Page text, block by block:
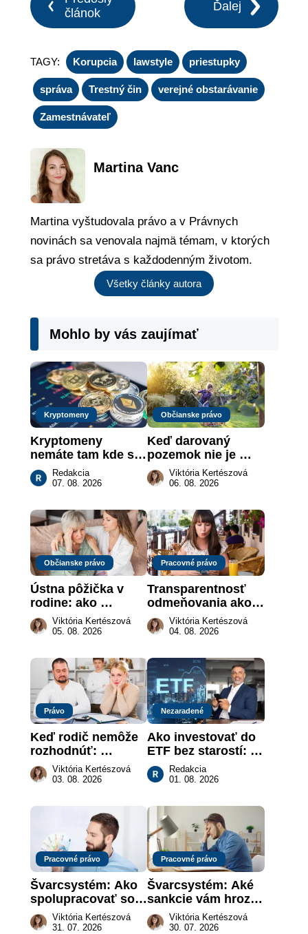
článok
Ďalej
TAGY: Korupcia lawstyle priestupky
správa Trestný čin verejné obstarávanie
Zamestnávateľ
Martina Vanc
Martina vyštudovala právo a v Právnych
novinách sa venovala najmä témam, v ktorých
sa právo stretáva s každodenným životom.
Všetky články autora
Mohlo by vás zaujímať
Kryptomeny
Kryptomeny
nemáte tam kde si
myslíte: Viete, kde
sa naozaj
Redakcia
07. 08. 2026
Občianske právo
Keď darovaný
pozemok nie je
„hotová vec“: kedy
môže darca žiadať
Viktória Kertészová
06. 08. 2026
Občianske právo
Ústna pôžička v
rodine: ako
vymôcť peniaze,
keď na papieri nie
Viktória Kertészová
05. 08. 2026
Pracovné právo
Transparentnosť
odmeňovania ako
právna povinnosť:
revolúcia na
práce
Viktória Kertészová
04. 08. 2026
Právo
Keď rodič nemôže
rozhodnúť:
nahradenie prejavu
vôle súdom v
Viktória Kertészová
03. 08. 2026
Nezaradené
Ako investovať do
ETF bez starostí:
Investičné plány,
ktoré urobia prácu
Redakcia
01. 08. 2026
Pracovné právo
Švarcsystém: Ako
spolupracovať so
živnostníkom
legálne a bez
Viktória Kertészová
31. 07. 2026
Pracovné právo
Švarcsystém: Aké
sankcie vám hrozia
a prečo nestačí
zaplatiť pokutu?
Viktória Kertészová
30. 07. 2026